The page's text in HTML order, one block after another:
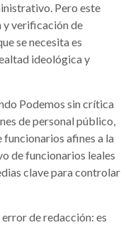
Pero este
y verificación de
se necesita es
ideológica y
Podemos sin crítica
de personal público,
afines a la
de funcionarios leales
clave para controlar
de redacción: es